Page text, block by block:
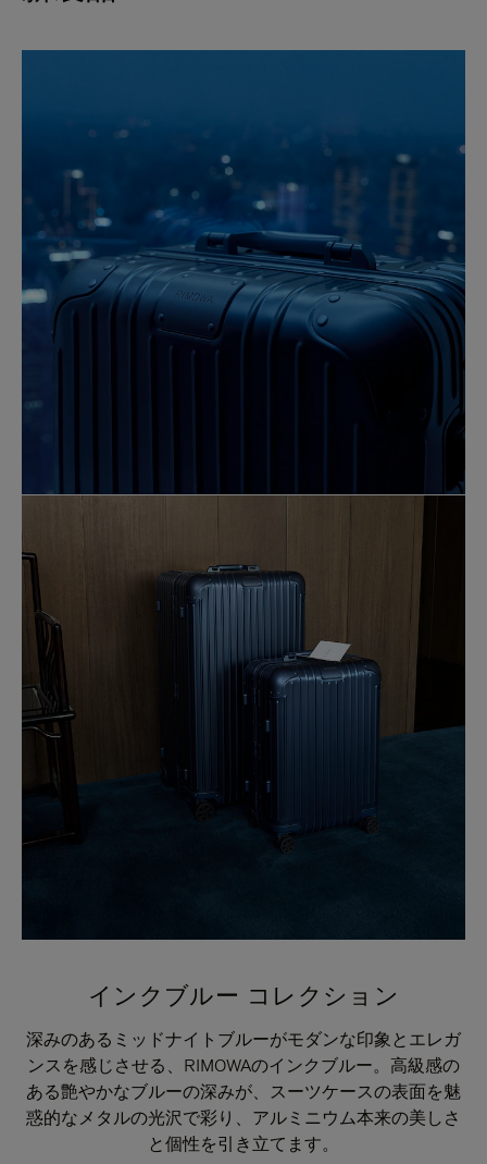
インクブルー コレクション
深みのあるミッドナイトブルーがモダンな印象とエレガ
ンスを感じさせる、RIMOWAのインクブルー。高級感の
ある艶やかなブルーの深みが、スーツケースの表面を魅
惑的なメタルの光沢で彩り、アルミニウム本来の美しさ
と個性を引き立てます。